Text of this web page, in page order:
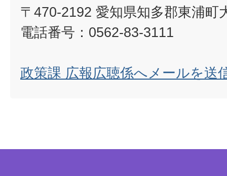
〒470-2192 愛知県知多郡東浦町
電話番号：0562-83-3111
政策課 広報広聴係へメールを送